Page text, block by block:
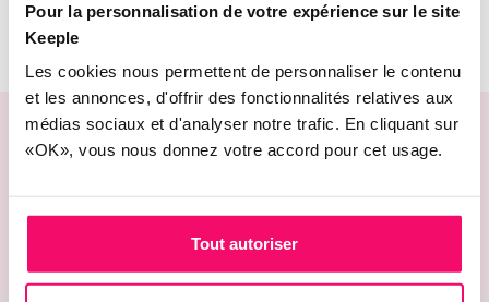
Pour la personnalisation de votre expérience sur le site
Keeple
Les cookies nous permettent de personnaliser le contenu
et les annonces, d'offrir des fonctionnalités relatives aux
médias sociaux et d'analyser notre trafic. En cliquant sur
«OK», vous nous donnez votre accord pour cet usage.
Tout autoriser
nicht, uns über das obige Formular zu kontaktieren.
Unser Supportteam wird Ihnen schnellstmöglich
antworten.
Abonnieren Sieunseren